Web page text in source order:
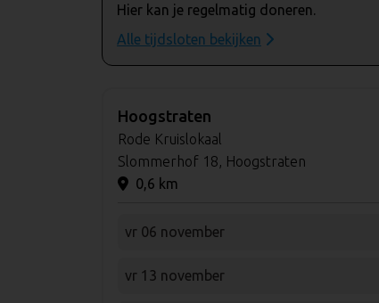
Hier kan je regelmatig doneren.
Alle tijdsloten bekijken
Hoogstraten
Rode Kruislokaal
Slommerhof 18, Hoogstraten
0,6 km
vr 06 november
vr 13 november